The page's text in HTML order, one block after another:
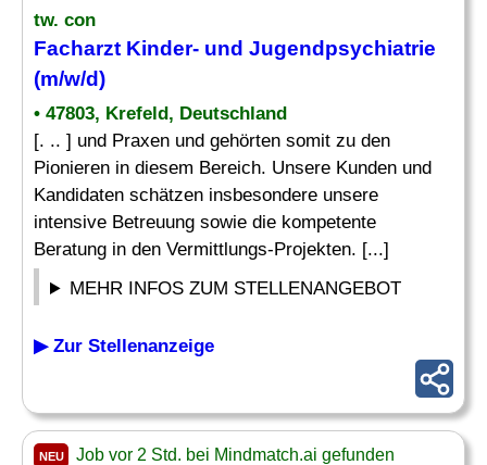
tw. con
Facharzt Kinder- und Jugendpsychiatrie
(m/w/d)
• 47803, Krefeld, Deutschland
[. .. ] und Praxen und gehörten somit zu den
Pionieren in diesem Bereich. Unsere Kunden und
Kandidaten schätzen insbesondere unsere
intensive Betreuung sowie die kompetente
Beratung in den Vermittlungs-Projekten. [...]
MEHR INFOS ZUM STELLENANGEBOT
▶ Zur Stellenanzeige
NEU Job vor 2 Std. bei Mindmatch.ai gefunden